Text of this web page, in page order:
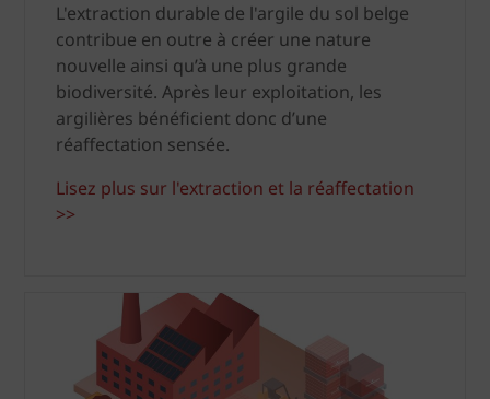
L'extraction durable de l'argile du sol belge
contribue en outre à créer une nature
nouvelle ainsi qu’à une plus grande
biodiversité. Après leur exploitation, les
argilières bénéficient donc d’une
réaffectation sensée.
Lisez plus sur l'extraction et la réaffectation
>>